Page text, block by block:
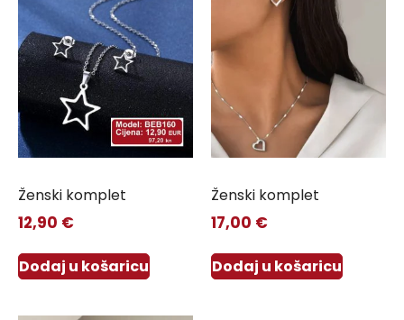
Ženski komplet
12,90 €
Dodaj u košaricu
Ženski komplet
17,00 €
Dodaj u košaricu